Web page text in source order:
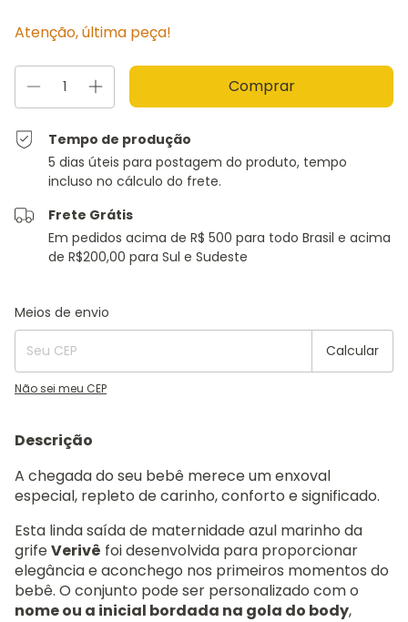
Atenção, última peça!
Tempo de produção
5 dias úteis para postagem do produto, tempo
incluso no cálculo do frete.
Frete Grátis
Em pedidos acima de R$ 500 para todo Brasil e acima
de R$200,00 para Sul e Sudeste
Entregas para o CEP:
Meios de envio
Calcular
Não sei meu CEP
Descrição
A chegada do seu bebê merece um enxoval
especial, repleto de carinho, conforto e significado.
Esta linda saída de maternidade azul marinho da
grifeVerivê foi desenvolvida para proporcionar
elegância e aconchego nos primeiros momentos do
bebê. O conjunto pode ser personalizado com o
nome ou a inicial bordada na gola do body,